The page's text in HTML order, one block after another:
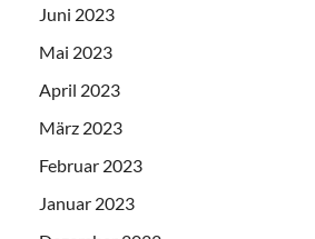
Juni 2023
Mai 2023
April 2023
März 2023
Februar 2023
Januar 2023